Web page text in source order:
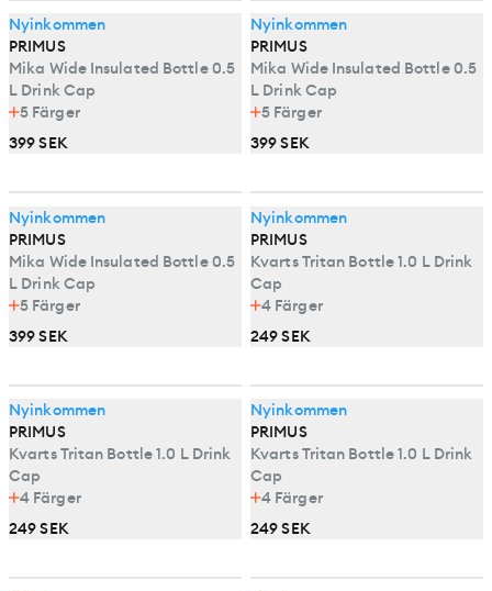
Nyinkommen
PRIMUS
Mika Wide Insulated Bottle 0.5
L Drink Cap
5 Färger
399 SEK
Nyinkommen
PRIMUS
Mika Wide Insulated Bottle 0.5
L Drink Cap
5 Färger
399 SEK
Nyinkommen
PRIMUS
Mika Wide Insulated Bottle 0.5
L Drink Cap
5 Färger
399 SEK
Nyinkommen
PRIMUS
Kvarts Tritan Bottle 1.0 L Drink
Cap
4 Färger
249 SEK
Nyinkommen
PRIMUS
Kvarts Tritan Bottle 1.0 L Drink
Cap
4 Färger
249 SEK
Nyinkommen
PRIMUS
Kvarts Tritan Bottle 1.0 L Drink
Cap
4 Färger
249 SEK